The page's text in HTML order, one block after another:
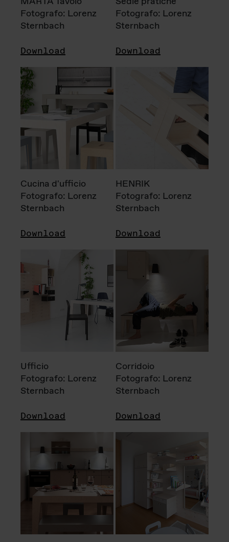
Fotografo: Lorenz
Sternbach
Download
Fotografo: Lorenz
Sternbach
Download
Cucina d'ufficio
Fotografo: Lorenz
Sternbach
Download
HENRIK
Fotografo: Lorenz
Sternbach
Download
Ufficio
Fotografo: Lorenz
Sternbach
Download
Corridoio
Fotografo: Lorenz
Sternbach
Download